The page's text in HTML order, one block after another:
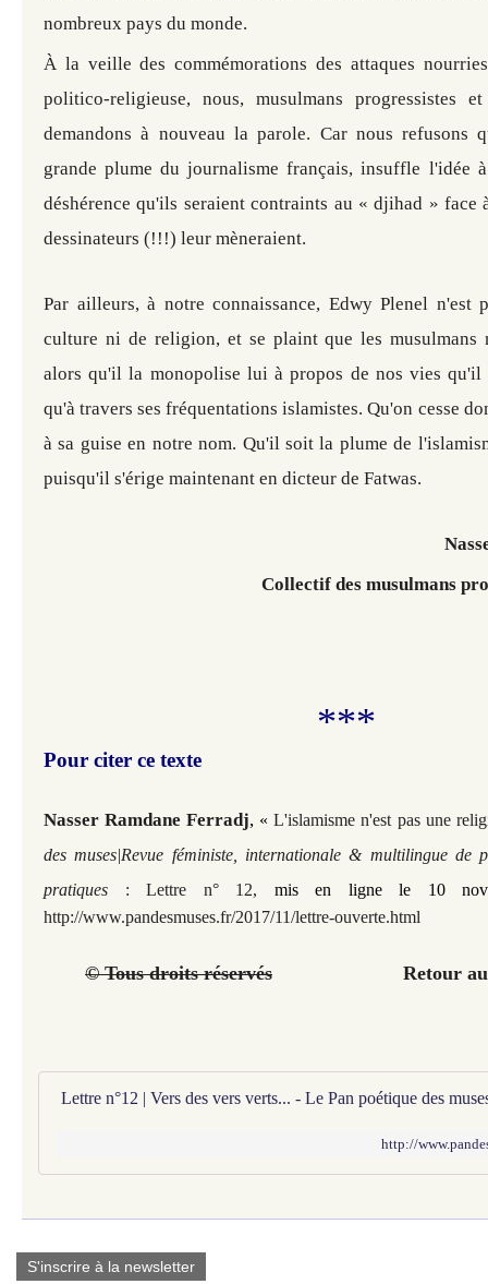
nombreux pays du monde.
À la veille des commémorations des attaques
politico-religieuse, nous, musulmans progressistes
demandons à nouveau la parole. Car nous refusons
grande plume du journalisme français, insuffle l'idée
déshérence qu'ils seraient contraints au « djihad » face
dessinateurs (!!!) leur mèneraient.
Par ailleurs, à notre connaissance, Edwy Plenel n'est
culture ni de religion, et se plaint que les musulmans
alors qu'il la monopolise lui à propos de nos vies qu'il
qu'à travers ses fréquentations islamistes. Qu'on cesse
à sa guise en notre nom. Qu'il soit la plume de
puisqu'il s'érige maintenant en dicteur de Fatwas.
Collectif des musulmans
***
Pour citer ce texte
Nasser Ramdane Ferradj, « L'islamisme n'est pas une
des muses|Revue féministe, internationale & multilingue de
pratiques : Lettre n° 12, mis en ligne le 10
http://www.pandesmuses.fr/2017/11/lettre-ouverte.html
© Tous droits réservés Retour au
Lettre n°12 | Vers des vers verts... - Le Pan poétique des
http://
S'inscrire à la newsletter